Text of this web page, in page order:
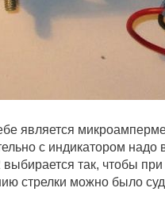
является
с индикатором
так, чтобы
стрелки можно было